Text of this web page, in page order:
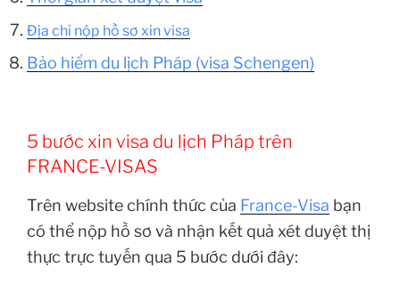
Địa chỉ nộp hồ sơ xin visa
Bảo hiểm du lịch Pháp (visa Schengen)
5 bước xin visa du lịch Pháp trên
FRANCE-VISAS
Trên website chính thức của France-Visa bạn
có thể nộp hồ sơ và nhận kết quả xét duyệt thị
thực trực tuyến qua 5 bước dưới đây: